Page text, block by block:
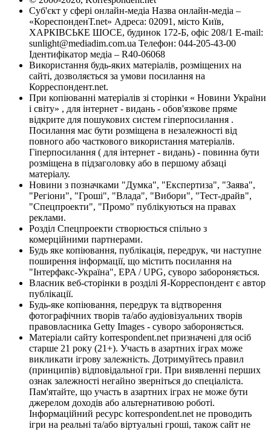
Суб'єкт у сфері онлайн-медіа Назва онлайн-медіа –
«КореспонденТ.net» Адреса: 02091, місто Київ,
ХАРКІВСЬКЕ ШОСЕ, будинок 172-Б, офіс 208/1 E-mail:
sunlight@mediadim.com.ua Телефон: 044-205-43-00
Ідентифікатор медіа – R40-06068
Використання будь-яких матеріалів, розміщених на
сайті, дозволяється за умови посилання на
Корреспондент.net.
При копіюванні матеріалів зі сторінки « Новини України
і світу» , для інтернет - видань - обов'язкове пряме
відкрите для пошукових систем гіперпосилання .
Посилання має бути розміщена в незалежності від
повного або часткового використання матеріалів.
Гіперпосилання ( для інтернет - видань) - повинна бути
розміщена в підзаголовку або в першому абзаці
матеріалу.
Новини з позначками "Думка", "Експертиза", "Заява",
"Регіони", "Гроші", "Влада", "Вибори", "Тест-драйв",
"Спецпроекти", "Промо" публікуються на правах
реклами.
Розділ Спецпроекти створюється спільно з
комерційними партнерами.
Будь яке копіювання, публікація, передрук, чи наступне
поширення інформації, що містить посилання на
"Інтерфакс-Україна", EPA / UPG, суворо забороняється.
Власник веб-сторінки в розділі Я-Корреспондент є автор
публікації.
Будь-яке копіювання, передрук та відтворення
фотографічних творів та/або аудіовізуальних творів
правовласника Getty Images - суворо забороняється.
Матеріали сайту korrespondent.net призначені для осіб
старше 21 року (21+). Участь в азартних іграх може
викликати ігрову залежність. Дотримуйтесь правил
(принципів) відповідальної гри. При виявленні перших
ознак залежності негайно зверніться до спеціаліста.
Пам'ятайте, що участь в азартних іграх не може бути
джерелом доходів або альтернативою роботі.
Інформаційний ресурс korrespondent.net не проводить
ігри на реальні та/або віртуальні гроші, також сайт не